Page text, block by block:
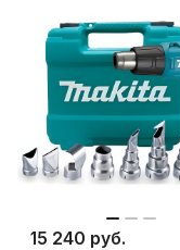
15 240 руб.